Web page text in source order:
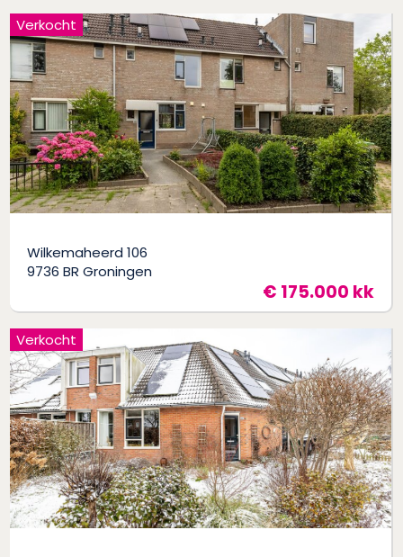
Wilkemaheerd 106
9736 BR Groningen
€ 175.000 kk
Verkocht
Verkocht